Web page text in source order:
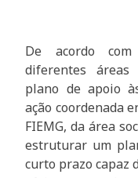
De acordo
diferentes
plano de apoio
ação coordenada
FIEMG, da área
estruturar um
curto prazo capaz